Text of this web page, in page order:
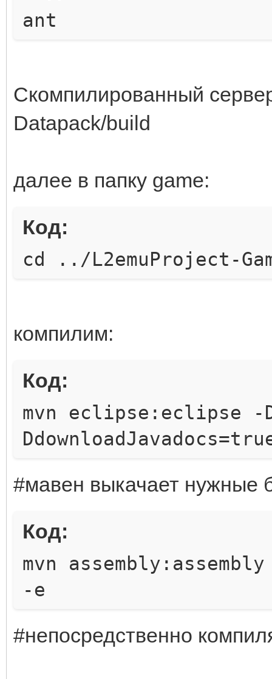
ant
Скомпилированный
Datapack/build
далее в папку game:
Код:
сd ../L2emuProject-
компилим:
Код:
mvn eclipse:eclipse -
#мавен выкачает нужные
Код:
mvn
-e
#непосредственно